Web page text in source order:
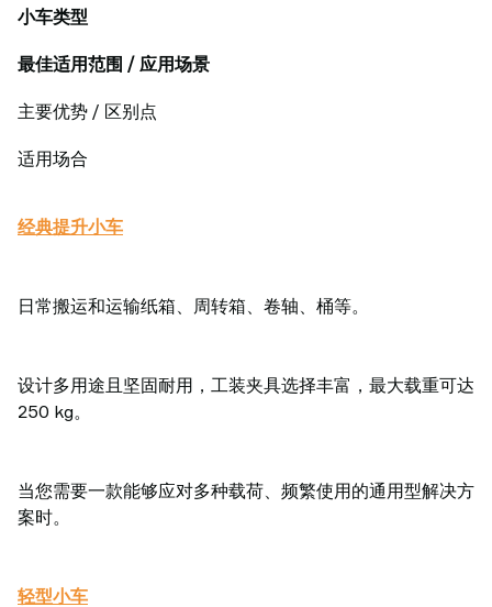
小车类型
最佳适用范围 / 应用场景
主要优势 / 区别点
适用场合
经典提升小车
日常搬运和运输纸箱、周转箱、卷轴、桶等。
设计多用途且坚固耐用，工装夹具选择丰富，最大载重可达
250 kg。
当您需要一款能够应对多种载荷、频繁使用的通用型解决方
案时。
轻型小车